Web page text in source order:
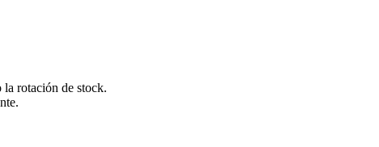
rotación de stock.